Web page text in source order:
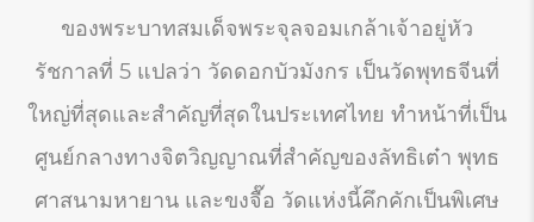
ของพระบาทสมเด็จพระจุลจอมเกล้าเจ้าอยู่หัว
รัชกาลที่ 5 แปลว่า วัดดอกบัวมังกร เป็นวัดพุทธจีนที่
ใหญ่ที่สุดและสำคัญที่สุดในประเทศไทย ทำหน้าที่เป็น
ศูนย์กลางทางจิตวิญญาณที่สำคัญของลัทธิเต๋า พุทธ
ศาสนามหายาน และขงจื๊อ วัดแห่งนี้คึกคักเป็นพิเศษ